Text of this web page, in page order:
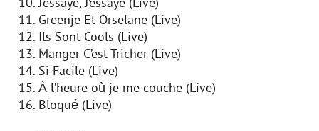
10. J’essaye, J’essaye (Live)
11. Greenje Et Orselane (Live)
12. Ils Sont Cools (Live)
13. Manger C’est Tricher (Live)
14. Si Facile (Live)
15. À l’heure où je me couche (Live)
16. Bloqué (Live)